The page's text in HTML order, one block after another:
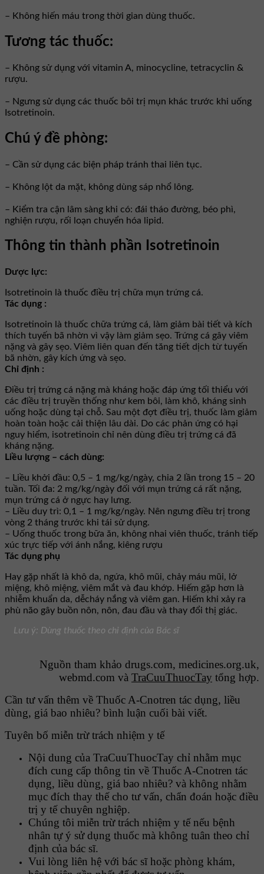
– Không hiến máu trong thời gian dùng thuốc.
Tương tác thuốc:
– Không sử dụng với vitamin A, minocycline, tetracyclin &
rượu.
– Ngưng sử dụng các thuốc bôi trị mụn khác trước khi uống
Isotretinoin.
Chú ý đề phòng:
– Cần sử dụng các biện pháp tránh thai liên tục.
– Không lột da mặt, không dùng sáp nhổ lông.
– Kiểm tra cận lâm sàng khi có: đái tháo đường, béo phì,
nghiện rượu, rối loạn chuyển hóa lipid.
Thông tin thành phần Isotretinoin
Dược lực:
Isotretinoin là thuốc điều trị chữa mụn trứng cá.
Tác dụng :
Isotretinoin là thuốc chữa trứng cá, làm giảm bài tiết và kích
thích tuyến bã nhờn vì vậy làm giảm sẹo. Trứng cá gây viêm
nặng và gây sẹo. Viêm liên quan đến tăng tiết dịch từ tuyến
bã nhờn, gây kích ứng và sẹo.
Chỉ định :
Điều trị trứng cá nặng mà kháng hoặc đáp ứng tối thiểu với
các điều trị truyền thống như kem bôi, làm khô, kháng sinh
uống hoặc dùng tại chỗ. Sau một đợt điều trị, thuốc làm giảm
hoàn toàn hoặc cải thiện lâu dài. Do các phản ứng có hại
nguy hiểm, isotretinoin chỉ nên dùng điều trị trứng cá đã
kháng nặng.
Liều lượng – cách dùng:
– Liều khởi đầu: 0,5 – 1 mg/kg/ngày, chia 2 lần trong 15 – 20
tuần. Tối đa: 2 mg/kg/ngày đối với mụn trứng cá rất nặng,
mụn trứng cá ở ngực hay lưng.
– Liều duy trì: 0,1 – 1 mg/kg/ngày. Nên ngưng điều trị trong
vòng 2 tháng trước khi tái sử dụng.
– Uống thuốc trong bữa ăn, không nhai viên thuốc, tránh tiếp
xúc trực tiếp với ánh nắng, kiêng rượu
Tác dụng phụ
Hay gặp nhất là khô da, ngứa, khô mũi, chảy máu mũi, lở
miệng, khô miệng, viêm mắt và đau khớp. Hiếm gặp hơn là
nhiễm khuẩn da, dễcháy nắng và viêm gan. Hiếm khi xảy ra
phù não gây buồn nôn, nôn, đau đầu và thay đổi thị giác.
Lưu ý: Dùng thuốc theo chỉ định của Bác sĩ
Nguồn tham khảo drugs.com, medicines.org.uk,
webmd.com và TraCuuThuocTay tổng hợp.
Cần tư vấn thêm về Thuốc A-Cnotren tác dụng, liều
dùng, giá bao nhiêu? bình luận cuối bài viết.
Tuyên bố miễn trừ trách nhiệm y tế
Nội dung của TraCuuThuocTay chỉ nhằm mục
đích cung cấp thông tin về Thuốc A-Cnotren tác
dụng, liều dùng, giá bao nhiêu? và không nhằm
mục đích thay thế cho tư vấn, chẩn đoán hoặc điều
trị y tế chuyên nghiệp.
Chúng tôi miễn trừ trách nhiệm y tế nếu bệnh
nhân tự ý sử dụng thuốc mà không tuân theo chỉ
định của bác sĩ.
Vui lòng liên hệ với bác sĩ hoặc phòng khám,